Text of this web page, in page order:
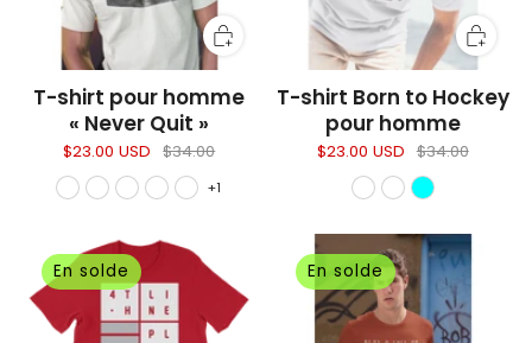
T-shirt pour homme
« Never Quit »
$23.00 USD $34.00
+1
T-shirt Born to Hockey
pour homme
$23.00 USD $34.00
En solde En solde